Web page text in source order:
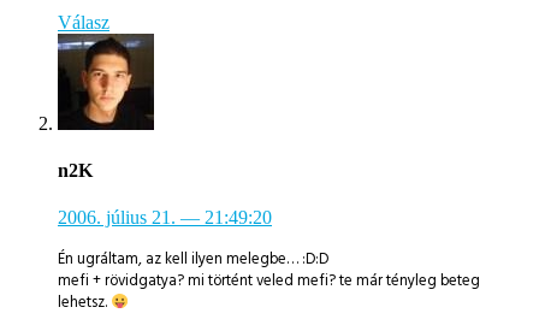
Válasz
n2K
2006. július 21. — 21:49:20
Én ugráltam, az kell ilyen melegbe… :D:D
mefi + rövidgatya? mi történt veled mefi? te már tényleg beteg
lehetsz.